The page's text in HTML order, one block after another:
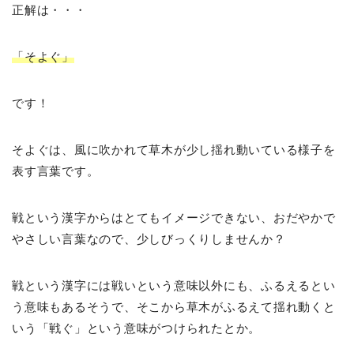
正解は・・・
「そよぐ」
です！
そよぐは、風に吹かれて草木が少し揺れ動いている様子を
表す言葉です。
戦という漢字からはとてもイメージできない、おだやかで
やさしい言葉なので、少しびっくりしませんか？
戦という漢字には戦いという意味以外にも、ふるえるとい
う意味もあるそうで、そこから草木がふるえて揺れ動くと
いう「戦ぐ」という意味がつけられたとか。